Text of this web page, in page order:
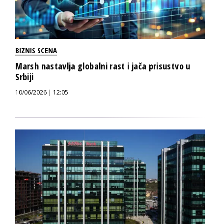
BIZNIS SCENA
Marsh nastavlja globalni rast i jača prisustvo u
Srbiji
10/06/2026 | 12:05